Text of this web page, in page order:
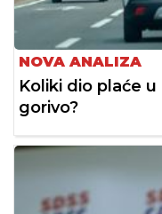
NOVA ANALIZA
Koliki dio plaće
gorivo?